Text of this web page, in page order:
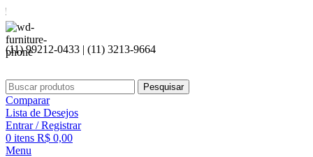
(11) 99212-0433 | (11) 3213-9664
Pesquisar
Comparar
Lista de Desejos
Entrar / Registrar
0 itens R$ 0,00
Menu